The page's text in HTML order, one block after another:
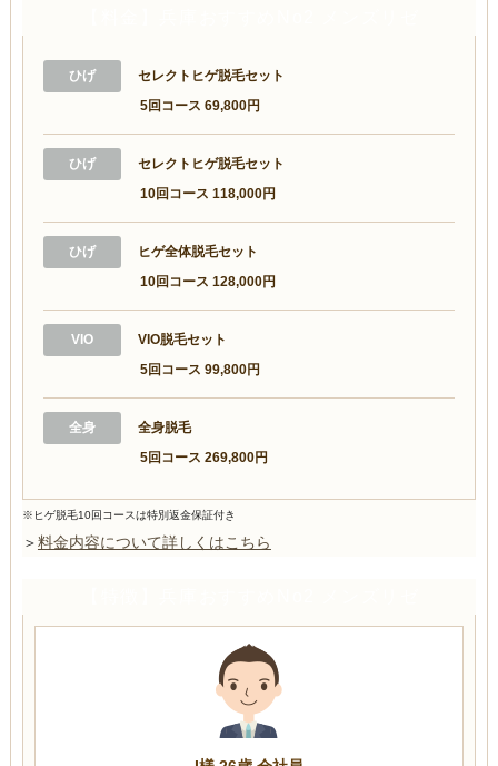
ひげ
セレクトヒゲ脱毛セット
5回コース 69,800円
ひげ
セレクトヒゲ脱毛セット
10回コース 118,000円
ひげ
ヒゲ全体脱毛セット
10回コース 128,000円
VIO
VIO脱毛セット
5回コース 99,800円
全身
全身脱毛
5回コース 269,800円
※ヒゲ脱毛10回コースは特別返金保証付き
＞料金内容について詳しくはこちら